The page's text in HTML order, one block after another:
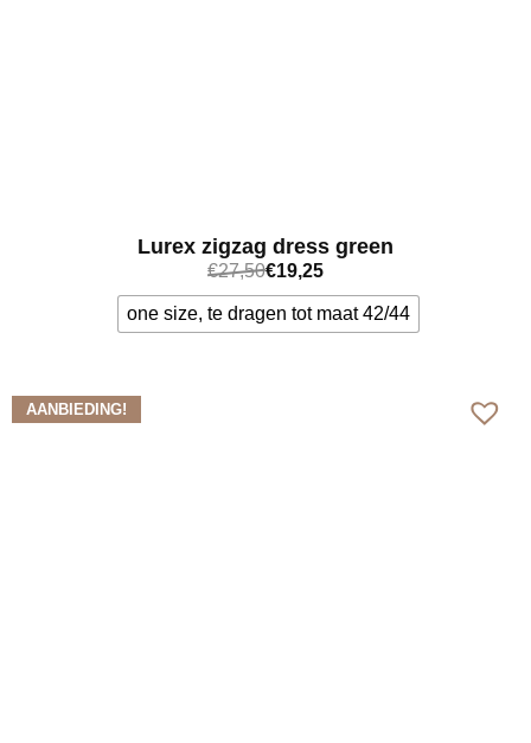
Lurex zigzag dress green
€27,50€19,25
one size, te dragen tot maat 42/44
AANBIEDING!